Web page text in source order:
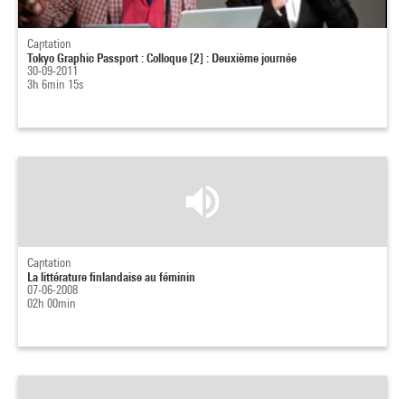
Captation
Tokyo Graphic Passport : Colloque [2] : Deuxième journée
30-09-2011
3h 6min 15s
Captation
La littérature finlandaise au féminin
07-06-2008
02h 00min